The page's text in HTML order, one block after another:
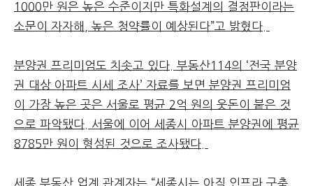
1000만 원은 높은 수준이지만 특화설계의 결정판이라는
소문이 자자해, 높은 청약률이 예상된다”고 밝혔다.
분양권 프리미엄도 치솟고 있다. 부동산114의 ‘전국 분양
권 대상 아파트 시세 조사’ 자료를 보면 분양권 프리미엄
이 가장 높은 곳은 서울로 평균 2억 원의 웃돈이 붙은 것
으로 파악됐다. 서울에 이어 세종시 아파트 분양권에 평균
8785만 원이 형성된 것으로 조사됐다.
세종 부동산 업계 관계자는 “세종시는 아직 인프라 구축